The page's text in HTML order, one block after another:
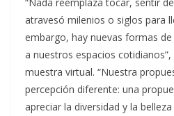
atravesó milenios o siglos para
embargo, hay nuevas formas
a nuestros espacios
muestra virtual. “Nuestra
percepción diferente: una
apreciar la diversidad y la